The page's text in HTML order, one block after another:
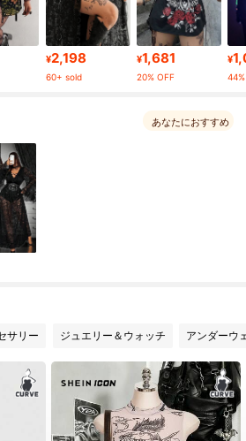
ォロワー
ォロワー
ォロワー
ォロワー
ォロワー
¥2,198
60+ sold
¥1,681
20% OFF
¥
あなたにおすすめ
サリー ジュエリー＆ウォッチ アンダーウ